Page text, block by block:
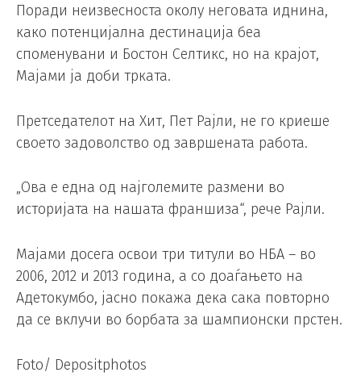
Поради неизвесноста околу неговата иднина,
како потенцијална дестинација беа
споменувани и Бостон Селтикс, но на крајот,
Мајами ја доби трката.
Претседателот на Хит, Пет Рајли, не го криеше
своето задоволство од завршената работа.
„Ова е една од најголемите размени во
историјата на нашата франшиза“, рече Рајли.
Мајами досега освои три титули во НБА – во
2006, 2012 и 2013 година, а со доаѓањето на
Адетокумбо, јасно покажа дека сака повторно
да се вклучи во борбата за шампионски прстен.
Foto/ Depositphotos